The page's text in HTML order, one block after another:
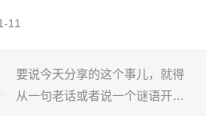
11
要说今天分享的这个事儿，就得
从一句老话或者说一个谜语开始